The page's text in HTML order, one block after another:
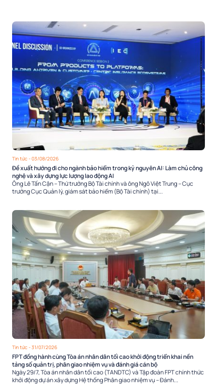
Tin tức - 03/08/2026
Đề xuất hướng đi cho ngành bảo hiểm trong kỷ nguyên AI: Làm chủ công
nghệ và xây dựng lực lượng lao động AI
Ông Lê Tấn Cận – Thứ trưởng Bộ Tài chính và ông Ngô Việt Trung – Cục
trưởng Cục Quản lý, giám sát bảo hiểm (Bộ Tài chính) tại...
Tin tức - 31/07/2026
FPT đồng hành cùng Tòa án nhân dân tối cao khởi động triển khai nền
tảng số quản trị, phân giao nhiệm vụ và đánh giá cán bộ
Ngày 29/7, Tòa án nhân dân tối cao (TANDTC) và Tập đoàn FPT chính thức
khởi động dự án xây dựng Hệ thống Phân giao nhiệm vụ – Đánh...